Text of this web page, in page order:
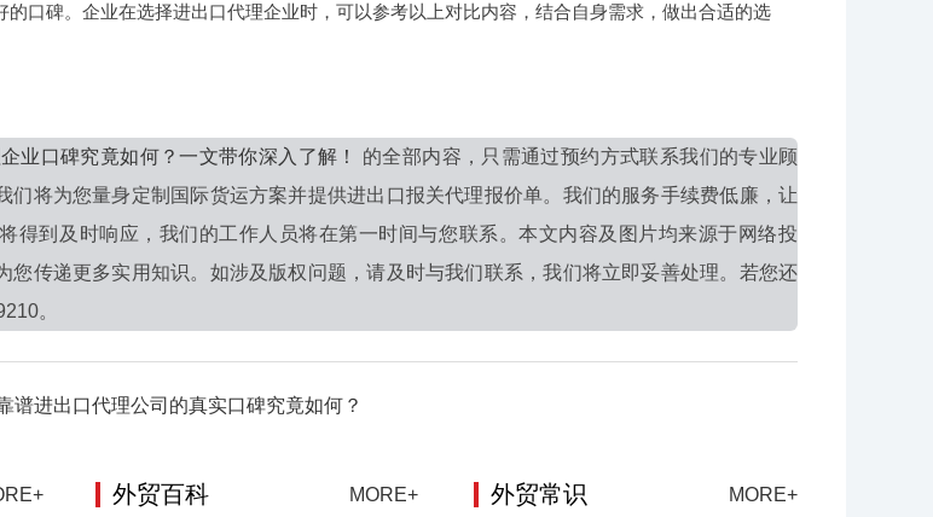
的口碑。企业在选择进出口代理企业时，可以参考以上对比内容，结合自身需求，做出合适的选
业口碑究竟如何？一文带你深入了解！ 的全部内容，只需通过预约方式联系我们的专业顾
们将为您量身定制国际货运方案并提供进出口报关代理报价单。我们的服务手续费低廉，让
得到及时响应，我们的工作人员将在第一时间与您联系。本文内容及图片均来源于网络投
您传递更多实用知识。如涉及版权问题，请及时与我们联系，我们将立即妥善处理。若您还
。
谱进出口代理公司的真实口碑究竟如何？
外贸常识 MORE+
外贸百科 MORE+